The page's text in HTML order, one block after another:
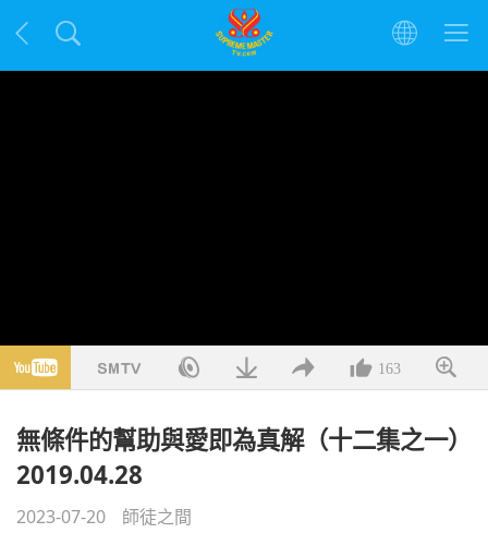
163
無條件的幫助與愛即為真解（十二集之一）
2019.04.28
2023-07-20 師徒之間